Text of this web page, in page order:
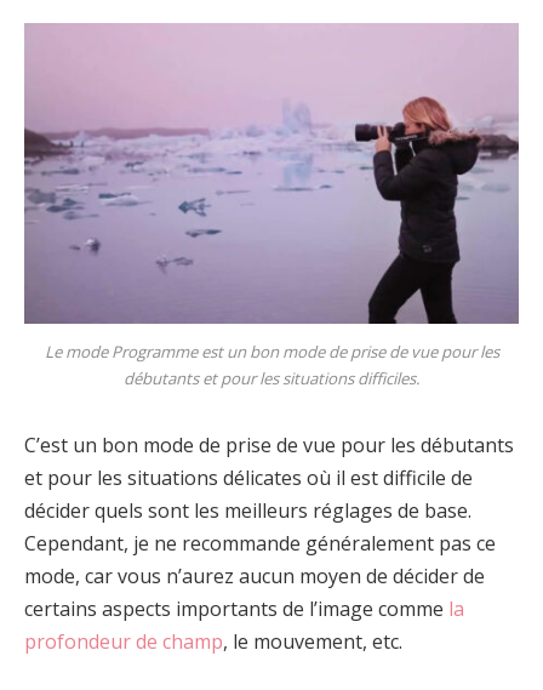
Le mode Programme est un bon mode de prise de vue pour les
débutants et pour les situations difficiles.
C’est un bon mode de prise de vue pour les débutants
et pour les situations délicates où il est difficile de
décider quels sont les meilleurs réglages de base.
Cependant, je ne recommande généralement pas ce
mode, car vous n’aurez aucun moyen de décider de
certains aspects importants de l’image comme la
profondeur de champ, le mouvement, etc.